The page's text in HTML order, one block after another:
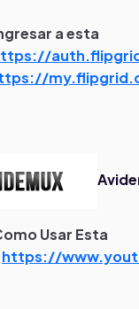
a esta
Usar Esta
https://